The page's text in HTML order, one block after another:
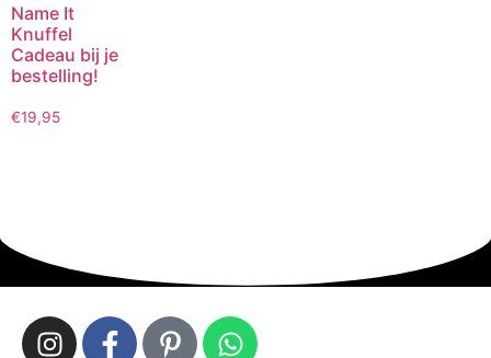
Name It
Knuffel
Cadeau bij je
bestelling!
€19,95